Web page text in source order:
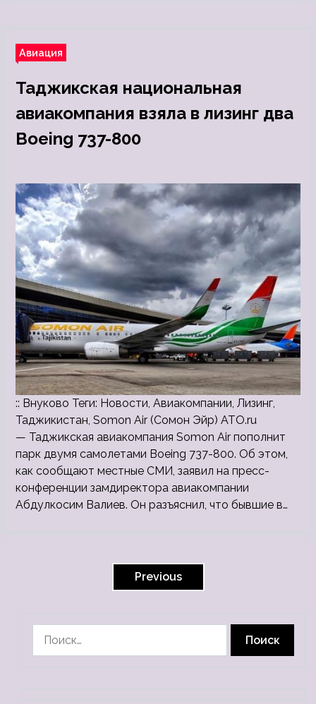
Авиация
Таджикская национальная
авиакомпания взяла в лизинг два
Boeing 737-800
:: Внуково Теги: Новости, Авиакомпании, Лизинг,
Таджикистан, Somon Air (Сомон Эйр) ATO.ru
— Таджикская авиакомпания Somon Air пополнит
парк двумя самолетами Boeing 737-800. Об этом,
как сообщают местные СМИ, заявил на пресс-
конференции замдиректора авиакомпании
Абдулкосим Валиев. Он разъяснил, что бывшие в…
Previous